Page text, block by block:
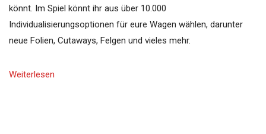
könnt. Im Spiel könnt ihr aus über 10.000
Individualisierungsoptionen für eure Wagen wählen, darunter
neue Folien, Cutaways, Felgen und vieles mehr.
Weiterlesen